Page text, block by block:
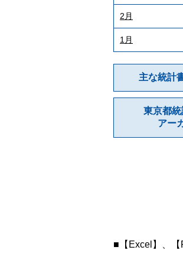
2月
1月
主な統計
東京都統
アー
■【Excel】、【